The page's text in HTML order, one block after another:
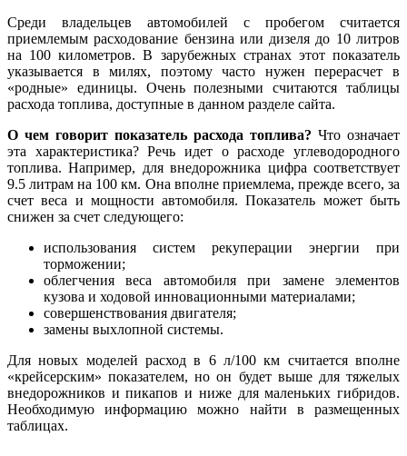
Среди владельцев автомобилей с пробегом считается
приемлемым расходование бензина или дизеля до 10 литров
на 100 километров. В зарубежных странах этот показатель
указывается в милях, поэтому часто нужен перерасчет в
«родные» единицы. Очень полезными считаются таблицы
расхода топлива, доступные в данном разделе сайта.
О чем говорит показатель расхода топлива? Что означает
эта характеристика? Речь идет о расходе углеводородного
топлива. Например, для внедорожника цифра соответствует
9.5 литрам на 100 км. Она вполне приемлема, прежде всего, за
счет веса и мощности автомобиля. Показатель может быть
снижен за счет следующего:
использования систем рекуперации энергии при
торможении;
облегчения веса автомобиля при замене элементов
кузова и ходовой инновационными материалами;
совершенствования двигателя;
замены выхлопной системы.
Для новых моделей расход в 6 л/100 км считается вполне
«крейсерским» показателем, но он будет выше для тяжелых
внедорожников и пикапов и ниже для маленьких гибридов.
Необходимую информацию можно найти в размещенных
таблицах.